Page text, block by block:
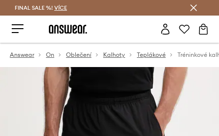
FINAL SALE %! VÍCE
Answear On Oblečení Kalhoty Teplákové Tréninkové